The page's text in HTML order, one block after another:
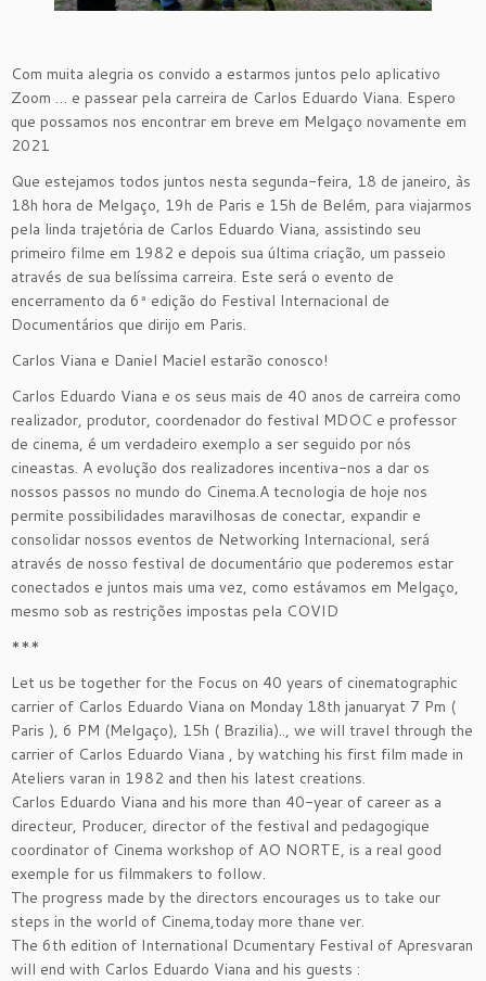
Com muita alegria os convido a estarmos juntos pelo aplicativo
Zoom … e passear pela carreira de Carlos Eduardo Viana. Espero
que possamos nos encontrar em breve em Melgaço novamente em
2021
Que estejamos todos juntos nesta segunda-feira, 18 de janeiro, às
18h hora de Melgaço, 19h de Paris e 15h de Belém, para viajarmos
pela linda trajetória de Carlos Eduardo Viana, assistindo seu
primeiro filme em 1982 e depois sua última criação, um passeio
através de sua belíssima carreira. Este será o evento de
encerramento da 6ª edição do Festival Internacional de
Documentários que dirijo em Paris.
Carlos Viana e Daniel Maciel estarão conosco!
Carlos Eduardo Viana e os seus mais de 40 anos de carreira como
realizador, produtor, coordenador do festival MDOC e professor
de cinema, é um verdadeiro exemplo a ser seguido por nós
cineastas. A evolução dos realizadores incentiva-nos a dar os
nossos passos no mundo do Cinema.A tecnologia de hoje nos
permite possibilidades maravilhosas de conectar, expandir e
consolidar nossos eventos de Networking Internacional, será
através de nosso festival de documentário que poderemos estar
conectados e juntos mais uma vez, como estávamos em Melgaço,
mesmo sob as restrições impostas pela COVID
***
Let us be together for the Focus on 40 years of cinematographic
carrier of Carlos Eduardo Viana on Monday 18th januaryat 7 Pm (
Paris ), 6 PM (Melgaço), 15h ( Brazilia).., we will travel through the
carrier of Carlos Eduardo Viana , by watching his first film made in
Ateliers varan in 1982 and then his latest creations.
Carlos Eduardo Viana and his more than 40-year of career as a
directeur, Producer, director of the festival and pedagogique
coordinator of Cinema workshop of AO NORTE, is a real good
exemple for us filmmakers to follow.
The progress made by the directors encourages us to take our
steps in the world of Cinema,today more thane ver.
The 6th edition of International Dcumentary Festival of Apresvaran
will end with Carlos Eduardo Viana and his guests :